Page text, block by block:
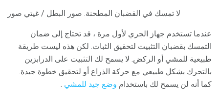
لا تمسك في القضبان المطحنة. صور البطل / غيتي صور
عندما تستخدم جهاز الجري لأول مرة ، قد تحتاج إلى ضمان
التمسك بقضبان التثبيت لتحقيق الثبات. لكن هذه ليست طريقة
طبيعية للمشي أو الركض. لا يسمح لك التثبيت على الدرابزين
بالتحرك بشكل طبيعي مع حركة الذراع أو لتحقيق خطوة جيدة.
كما أنه لن يسمح لك باستخدام وضع جيد للمشي .